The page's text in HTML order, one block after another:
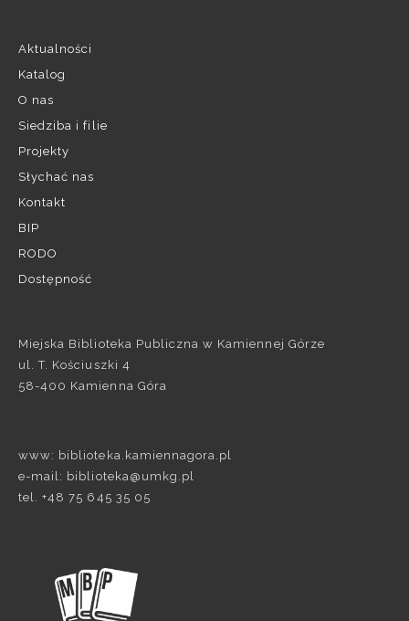
Aktualności
Katalog
O nas
Siedziba i filie
Projekty
Słychać nas
Kontakt
BIP
RODO
Dostępność
Miejska Biblioteka Publiczna w Kamiennej Górze
ul. T. Kościuszki 4
58-400 Kamienna Góra
www: biblioteka.kamiennagora.pl
e-mail: biblioteka@umkg.pl
tel. +48 75 645 35 05